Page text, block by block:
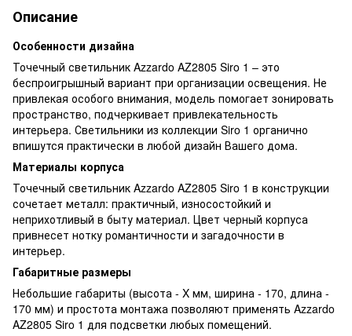
Описание
Особенности дизайна
Точечный светильник Azzardo AZ2805 Siro 1 – это
беспроигрышный вариант при организации освещения. Не
привлекая особого внимания, модель помогает зонировать
пространство, подчеркивает привлекательность
интерьера. Светильники из коллекции Siro 1 органично
впишутся практически в любой дизайн Вашего дома.
Материалы корпуса
Точечный светильник Azzardo AZ2805 Siro 1 в конструкции
сочетает металл: практичный, износостойкий и
неприхотливый в быту материал. Цвет черный корпуса
привнесет нотку романтичности и загадочности в
интерьер.
Габаритные размеры
Небольшие габариты (высота - X мм, ширина - 170, длина -
170 мм) и простота монтажа позволяют применять Azzardo
AZ2805 Siro 1 для подсветки любых помещений.